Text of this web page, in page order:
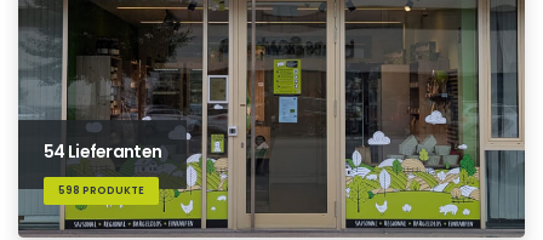
54 Lieferanten
598 PRODUKTE